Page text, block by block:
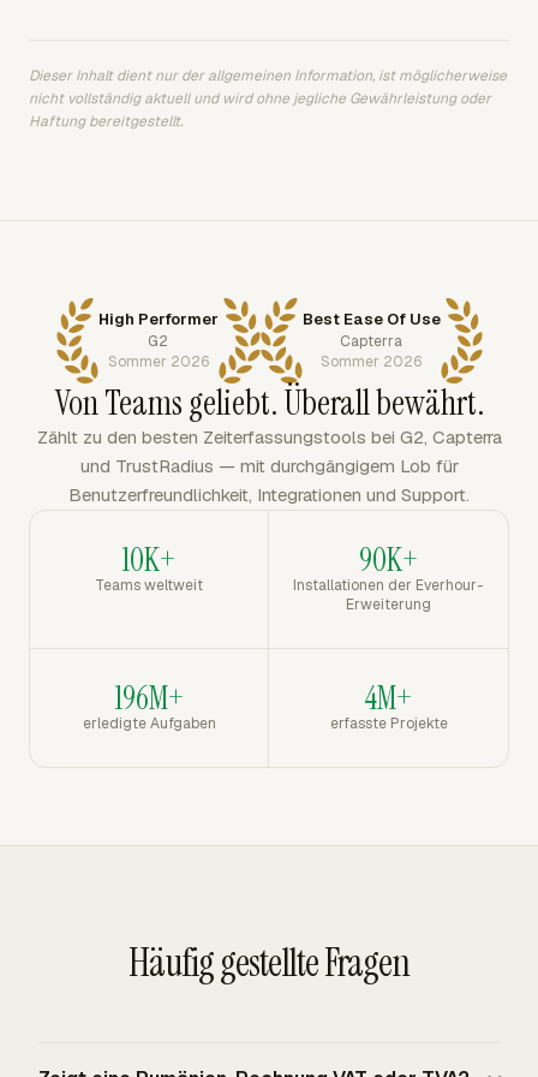
Dieser Inhalt dient nur der allgemeinen Information, ist möglicherweise
nicht vollständig aktuell und wird ohne jegliche Gewährleistung oder
Haftung bereitgestellt.
High Performer
G2
Sommer 2026
Best Ease Of Use
Capterra
Sommer 2026
Von Teams geliebt. Überall bewährt.
Zählt zu den besten Zeiterfassungstools bei G2, Capterra
und TrustRadius — mit durchgängigem Lob für
Benutzerfreundlichkeit, Integrationen und Support.
10K+
Teams weltweit
90K+
Installationen der Everhour-
Erweiterung
196M+
erledigte Aufgaben
4M+
erfasste Projekte
Häufig gestellte Fragen